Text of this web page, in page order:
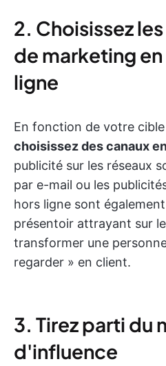
2. Choisissez
de marketing
ligne
En fonction de votre
choisissez des canaux
publicité sur les réseaux
par e-mail ou les
hors ligne sont
présentoir attrayant sur
transformer une
regarder » en client.
3. Tirez parti du
d'influence